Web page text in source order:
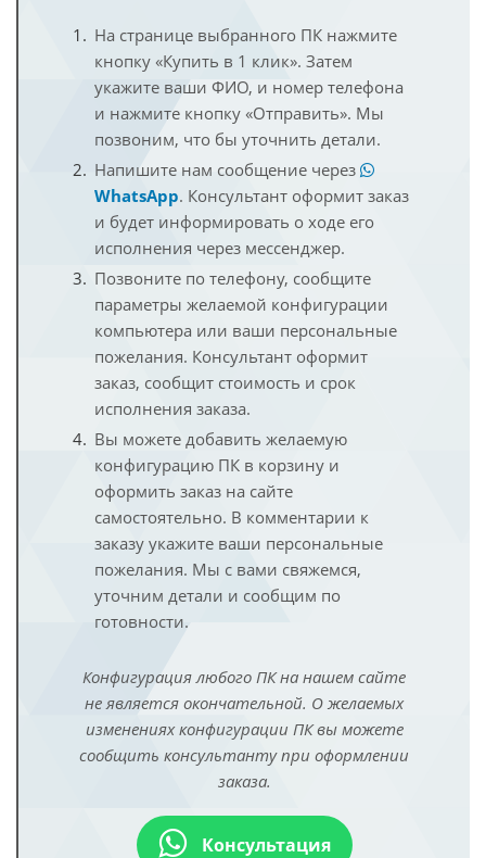
На странице выбранного ПК нажмите
кнопку «Купить в 1 клик». Затем
укажите ваши ФИО, и номер телефона
и нажмите кнопку «Отправить». Мы
позвоним, что бы уточнить детали.
Напишите нам сообщение через
WhatsApp. Консультант оформит заказ
и будет информировать о ходе его
исполнения через мессенджер.
Позвоните по телефону, сообщите
параметры желаемой конфигурации
компьютера или ваши персональные
пожелания. Консультант оформит
заказ, сообщит стоимость и срок
исполнения заказа.
Вы можете добавить желаемую
конфигурацию ПК в корзину и
оформить заказ на сайте
самостоятельно. В комментарии к
заказу укажите ваши персональные
пожелания. Мы с вами свяжемся,
уточним детали и сообщим по
готовности.
Конфигурация любого ПК на нашем сайте
не является окончательной. О желаемых
изменениях конфигурации ПК вы можете
сообщить консультанту при оформлении
заказа.
Консультация